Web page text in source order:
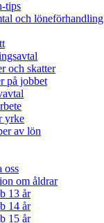
tips
och löneförhandling
och skatter
på jobbet
yrke
av lön
oss
om åldrar
13 år
14 år
15 år